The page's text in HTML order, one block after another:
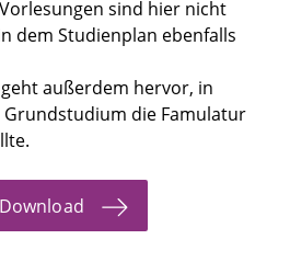
sind hier nicht
dem Studienplan ebenfalls
außerdem hervor, in
die Famulatur